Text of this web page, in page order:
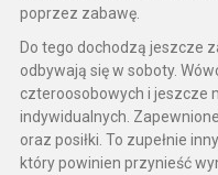
poprzez zabawę.
Do tego dochodzą jeszcze
odbywają się w soboty.
czteroosobowych i jeszcze
indywidualnych.
oraz posiłki. To zupełnie
który powinien przynieść